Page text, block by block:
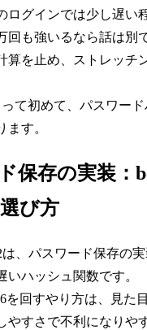
ログインでは少し遅い
回も強いるなら話は別
算を止め、ストレッチ
て初めて、パスワー
ます。
保存の実装：
び方
は、パスワード保存の
いハッシュ関数です。
を回すやり方は、見た
やすさで不利になりや